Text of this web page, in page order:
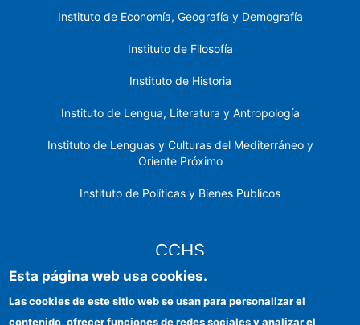
Instituto de Economía, Geografía y Demografía
Instituto de Filosofía
Instituto de Historia
Instituto de Lengua, Literatura y Antropología
Instituto de Lenguas y Culturas del Mediterráneo y
Oriente Próximo
Instituto de Políticas y Bienes Públicos
CCHS
Esta página web usa cookies.
Las cookies de este sitio web se usan para personalizar el
contenido, ofrecer funciones de redes sociales y analizar el